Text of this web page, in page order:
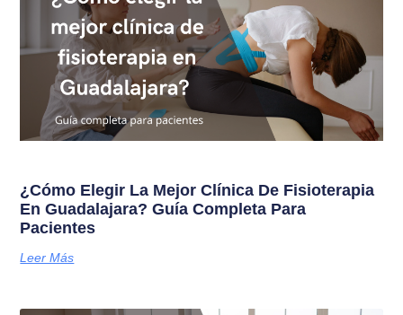
¿Cómo Elegir La Mejor Clínica De Fisioterapia
En Guadalajara? Guía Completa Para
Pacientes
Leer Más